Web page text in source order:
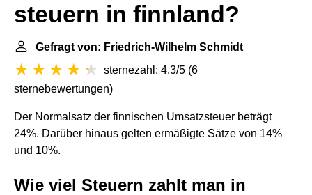
steuern in finnland?
Gefragt von: Friedrich-Wilhelm Schmidt
sternezahl: 4.3/5 (6
sternebewertungen)
Der Normalsatz der finnischen Umsatzsteuer beträgt
24%. Darüber hinaus gelten ermäßigte Sätze von 14%
und 10%.
Wie viel Steuern zahlt man in